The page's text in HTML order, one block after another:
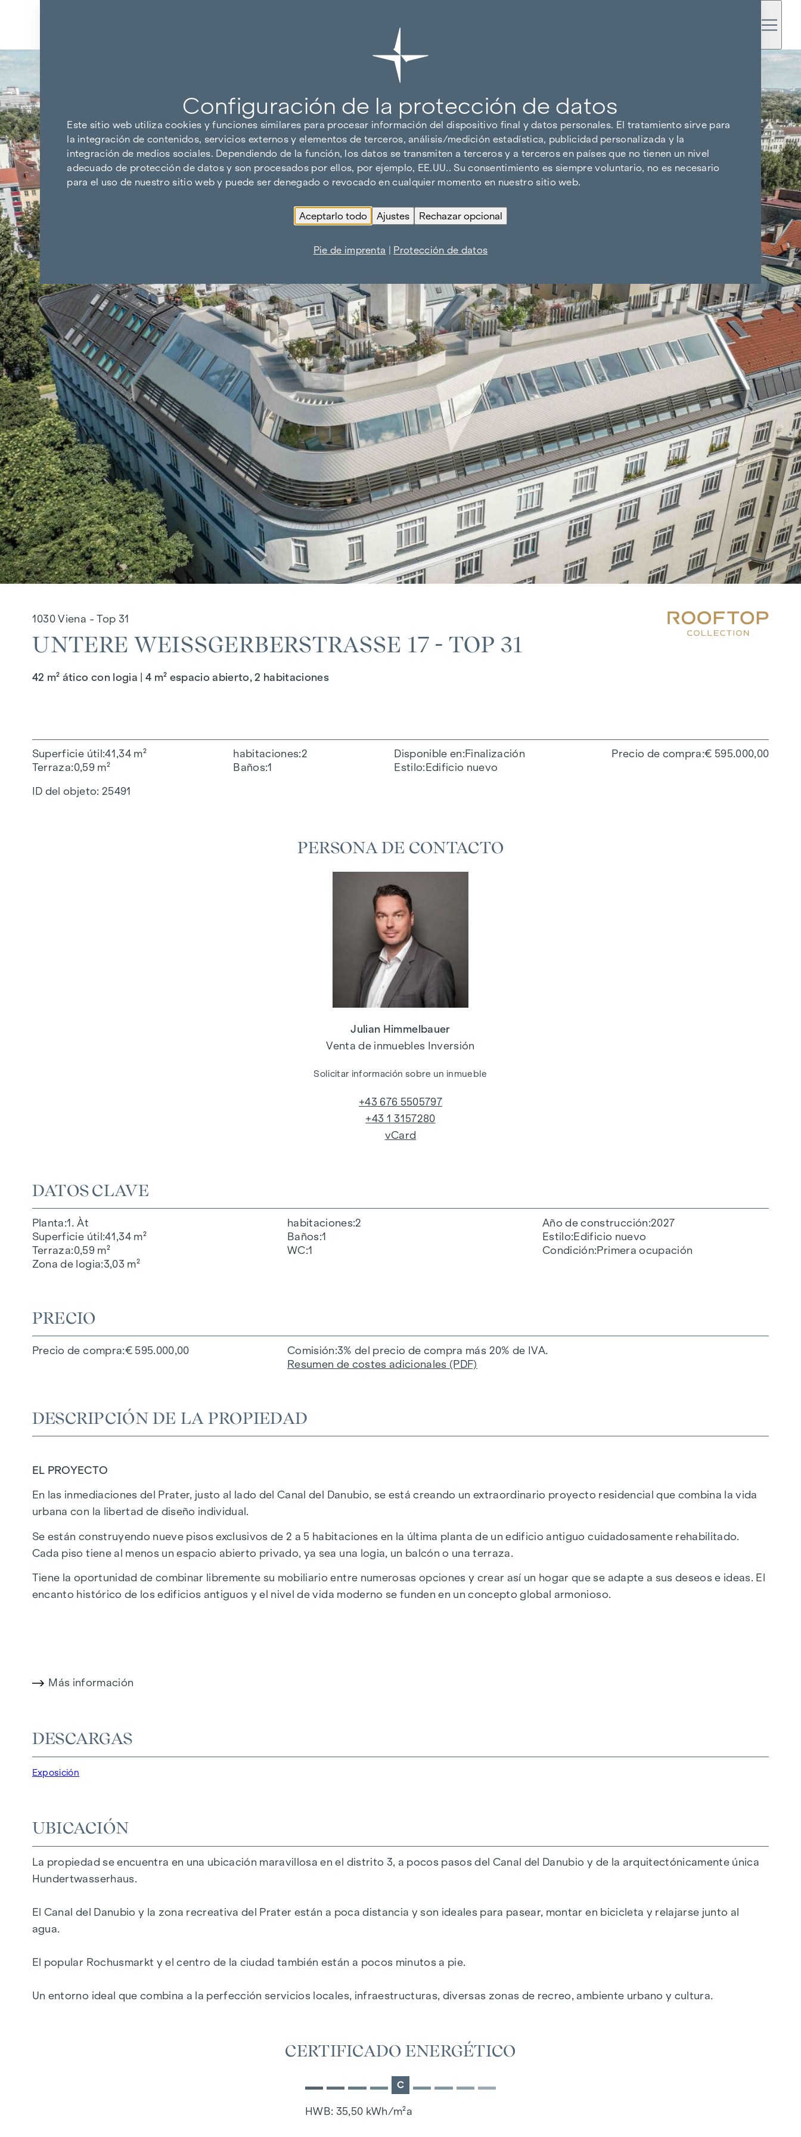
1030 Viena - Top 31
UNTERE WEISSGERBERSTRASSE 17 - TOP 31
42 m² ático con logia | 4 m² espacio abierto, 2 habitaciones
Superficie útil 41,34 m²
Terraza 0,59 m²
habitaciones 2
Baños 1
Disponible en Finalización
Estilo Edificio nuevo
Precio de compra € 595.000,00
ID del objeto: 25491
DATOS CLAVE
Planta 1. Àt
Superficie útil 41,34 m²
Terraza 0,59 m²
Zona de logia 3,03 m²
habitaciones 2
Baños 1
WC 1
Año de construcción 2027
Estilo Edificio nuevo
Condición Primera ocupación
PRECIO
Precio de compra € 595.000,00 Comisión 3% del precio de compra más 20% de IVA.
Resumen de costes adicionales (PDF)
DESCRIPCIÓN DE LA PROPIEDAD
EL PROYECTO
En las inmediaciones del Prater, justo al lado del Canal del Danubio, se está creando un extraordinario proyecto residencial que combina la vida
urbana con la libertad de diseño individual.
Se están construyendo nueve pisos exclusivos de 2 a 5 habitaciones en la última planta de un edificio antiguo cuidadosamente rehabilitado.
Cada piso tiene al menos un espacio abierto privado, ya sea una logia, un balcón o una terraza.
Tiene la oportunidad de combinar libremente su mobiliario entre numerosas opciones y crear así un hogar que se adapte a sus deseos e ideas. El
encanto histórico de los edificios antiguos y el nivel de vida moderno se funden en un concepto global armonioso.
Ahora tiene la oportunidad de comprar el piso de sus sueños sobre plano, lo que le permite decidir personalmente el diseño y el mobiliario.
arquitectura exclusiva - espacio para su diseño individual
2 - 5 habitaciones | superficie habitable de aprox. 45 - 186 m²
Posibilidad de variantes más grandes (hasta 400 m²)
La casa de sus sueños en sus manos | Las líneas de mobiliario se pueden combinar libremente
Altura de la habitación de 2,72 m en el ático superior
Lujoso concepto de materiales
Calefacción urbana
Directamente en el Canal del Danubio | cerca del Prater
Más información
DESCARGAS
Exposición
UBICACIÓN
La propiedad se encuentra en una ubicación maravillosa en el distrito 3, a pocos pasos del Canal del Danubio y de la arquitectónicamente única
Hundertwasserhaus.
El Canal del Danubio y la zona recreativa del Prater están a poca distancia y son ideales para pasear, montar en bicicleta y relajarse junto al
agua.
El popular Rochusmarkt y el centro de la ciudad también están a pocos minutos a pie.
Un entorno ideal que combina a la perfección servicios locales, infraestructuras, diversas zonas de recreo, ambiente urbano y cultura.
PERSONA DE CONTACTO
Julian Himmelbauer
Venta de inmuebles Inversión
Solicitar información sobre un inmueble
+43 676 5505797
+43 1 3157280
vCard
CERTIFICADO ENERGÉTICO
C
HWB: 35,50 kWh/m²a
Configuración de la protección de datos
Este sitio web utiliza cookies y funciones similares para procesar información del dispositivo final y datos personales. El tratamiento sirve para
la integración de contenidos, servicios externos y elementos de terceros, análisis/medición estadística, publicidad personalizada y la
integración de medios sociales. Dependiendo de la función, los datos se transmiten a terceros y a terceros en países que no tienen un nivel
adecuado de protección de datos y son procesados por ellos, por ejemplo, EE.UU.. Su consentimiento es siempre voluntario, no es necesario
para el uso de nuestro sitio web y puede ser denegado o revocado en cualquier momento en nuestro sitio web.
Aceptarlo todo Ajustes Rechazar opcional
Pie de imprenta | Protección de datos